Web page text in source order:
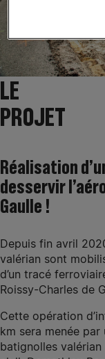
LE
PROJET
Réalisation
desservir
Gaulle !
Depuis fin avril
valérian sont
d’un tracé
Roissy-Charles de
Cette opération
km sera menée
batignolles